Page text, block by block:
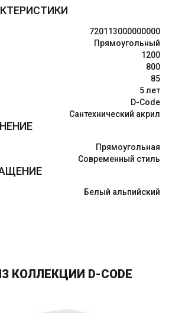
720113000000000
Прямоугольный
1200
800
85
5 лет
D-Code
Сантехнический акрил
Прямоугольная
Современный стиль
Белый альпийский
КОЛЛЕКЦИИ D-CODE